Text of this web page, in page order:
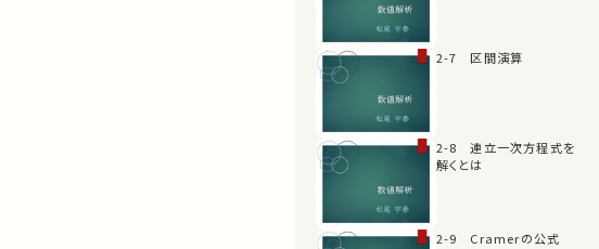
2-7 区間演算
2-8 連立一次方程式を
解くとは
2-9 Cramerの公式